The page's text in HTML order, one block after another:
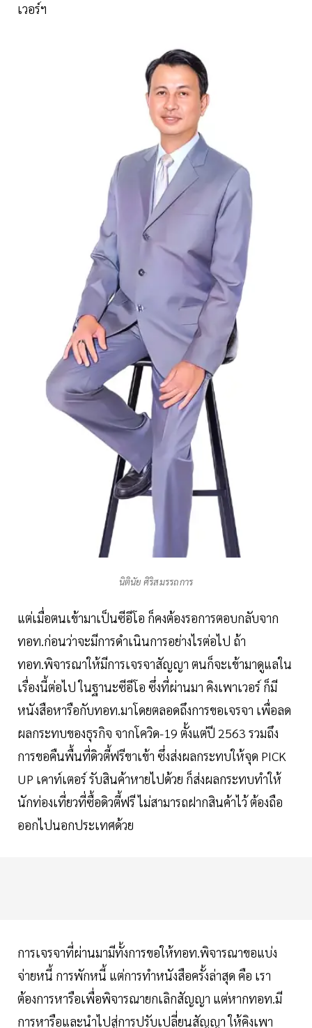
เวอร์ฯ
นิตินัย ศิริสมรรถการ
แต่เมื่อตนเข้ามาเป็นซีอีโอ ก็คงต้องรอการตอบกลับจาก
ทอท.ก่อนว่าจะมีการดำเนินการอย่างไรต่อไป ถ้า
ทอท.พิจารณาให้มีการเจรจาสัญญา ตนก็จะเข้ามาดูแลใน
เรื่องนี้ต่อไป ในฐานะซีอีโอ ซึ่งที่ผ่านมา คิงเพาเวอร์ ก็มี
หนังสือหารือกับทอท.มาโดยตลอดถึงการขอเจรจา เพื่อลด
ผลกระทบของธุรกิจ จากโควิด-19 ตั้งแต่ปี 2563 รวมถึง
การขอคืนพื้นที่ดิวตี้ฟรีขาเข้า ซึ่งส่งผลกระทบให้จุด PICK
UP เคาท์เตอร์ รับสินค้าหายไปด้วย ก็ส่งผลกระทบทำให้
นักท่องเที่ยวที่ซื้อดิวตี้ฟรี ไม่สามารถฝากสินค้าไว้ ต้องถือ
ออกไปนอกประเทศด้วย
การเจรจาที่ผ่านมามีทั้งการขอให้ทอท.พิจารณาขอแบ่ง
จ่ายหนี้ การพักหนี้ แต่การทำหนังสือครั้งล่าสุด คือ เรา
ต้องการหารือเพื่อพิจารณายกเลิกสัญญา แต่หากทอท.มี
การหารือและนำไปสู่การปรับเปลี่ยนสัญญา ให้คิงเพา